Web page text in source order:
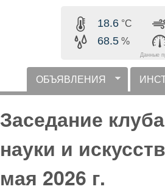
содержанию
18.6 °C
68.5 %
Данные
горизонтальное меню
ОБЪЯВЛЕНИЯ
Заседание
науки и
мая 2026 г.